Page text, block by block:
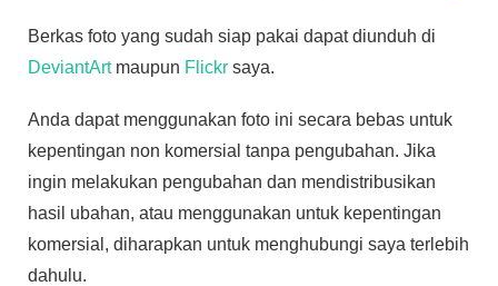
Berkas foto yang sudah siap pakai dapat diunduh di
DeviantArtmaupun Flickr saya.
Anda dapat menggunakan foto ini secara bebas untuk
kepentingan non komersial tanpa pengubahan. Jika
ingin melakukan pengubahan dan mendistribusikan
hasil ubahan, atau menggunakan untuk kepentingan
komersial, diharapkan untuk menghubungi saya terlebih
dahulu.